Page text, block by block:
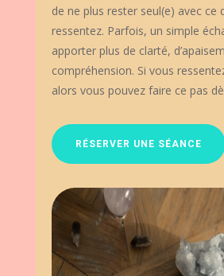
de ne plus rester seul(e) avec ce
ressentez. Parfois, un simple
apporter plus de clarté,
compréhension. Si vous
alors vous pouvez faire ce pas
RÉSERVER UNE SÉANCE